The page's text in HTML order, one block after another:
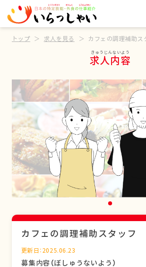
トップ 求人を見る カフェの調理補助ス
求人内容
カフェの調理補助スタッフ
更新日：2025.06.23
募集内容（ぼしゅうないよう）